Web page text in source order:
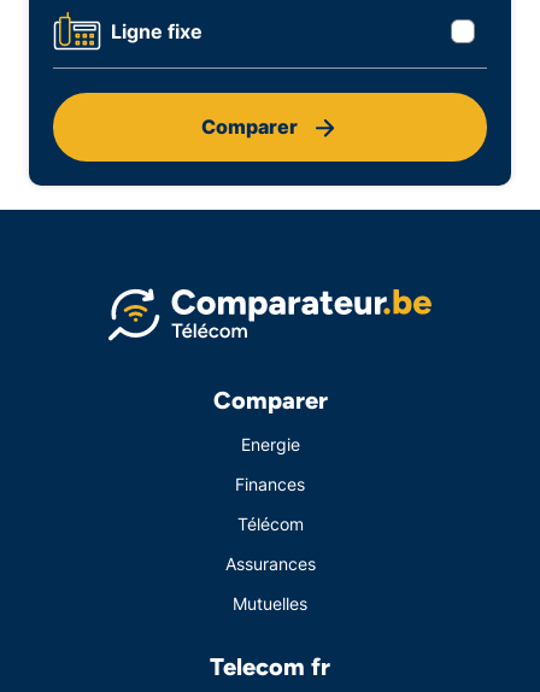
Ligne fixe
Comparer
Comparer
Energie
Finances
Télécom
Assurances
Mutuelles
Telecom fr